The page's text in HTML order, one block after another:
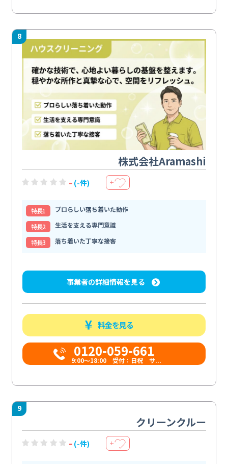
8
株式会社Aramashi
- (-件) ＋
特⻑1
プロらしい落ち着いた動作
特⻑2
生活を支える専門意識
特⻑3
落ち着いた丁寧な接客
事業者の詳細情報を見る
料金を見る
0120-059-661
9:00〜18:00 受付：日祝 サ...
9
クリーンクルー
- (-件) ＋